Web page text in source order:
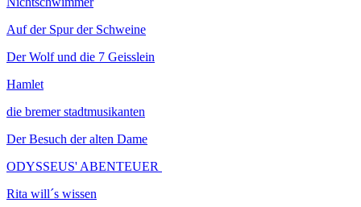
Auf der Spur der Schweine
Der Wolf und die 7 Geisslein
Hamlet
die bremer stadtmusikanten
Der Besuch der alten Dame
ODYSSEUS' ABENTEUER
Rita will´s wissen